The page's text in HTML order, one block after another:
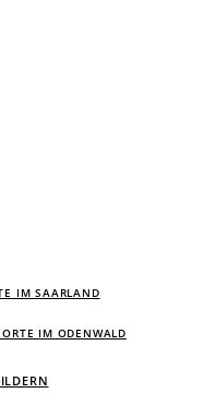
IM SAARLAND
IM ODENWALD